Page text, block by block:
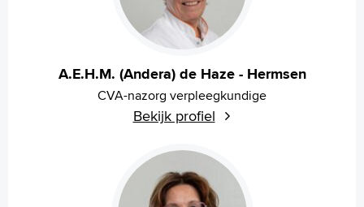
A.E.H.M. (Andera) de Haze - Hermsen
CVA-nazorg verpleegkundige
Bekijk profiel